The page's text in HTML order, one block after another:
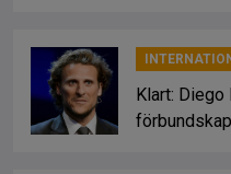
Klart: Diego